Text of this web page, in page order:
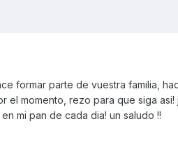
formar parte de vuestra familia,
el momento, rezo para que siga
mi pan de cada dia! un saludo !!